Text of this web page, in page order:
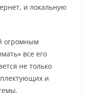
и локальную
огромным
все его
не только
и